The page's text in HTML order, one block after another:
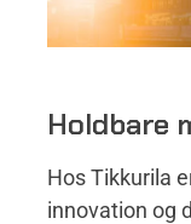
Holdbare
Hos Tikkurila
innovation og